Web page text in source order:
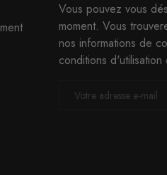
Vous pouvez vous
moment. Vous
nos informations de
conditions d'utilisation